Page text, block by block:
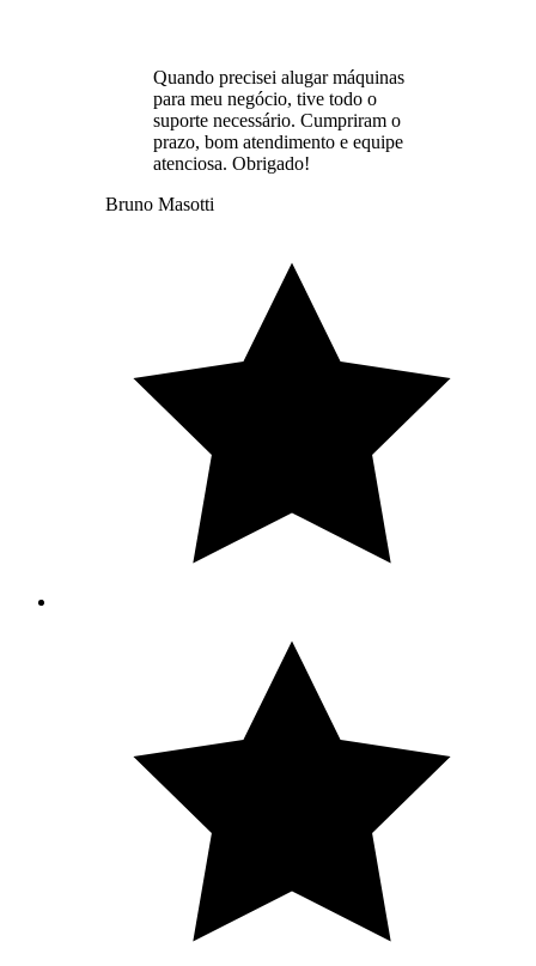
Quando precisei alugar máquinas
para meu negócio, tive todo o
suporte necessário. Cumpriram o
prazo, bom atendimento e equipe
atenciosa. Obrigado!
Bruno Masotti